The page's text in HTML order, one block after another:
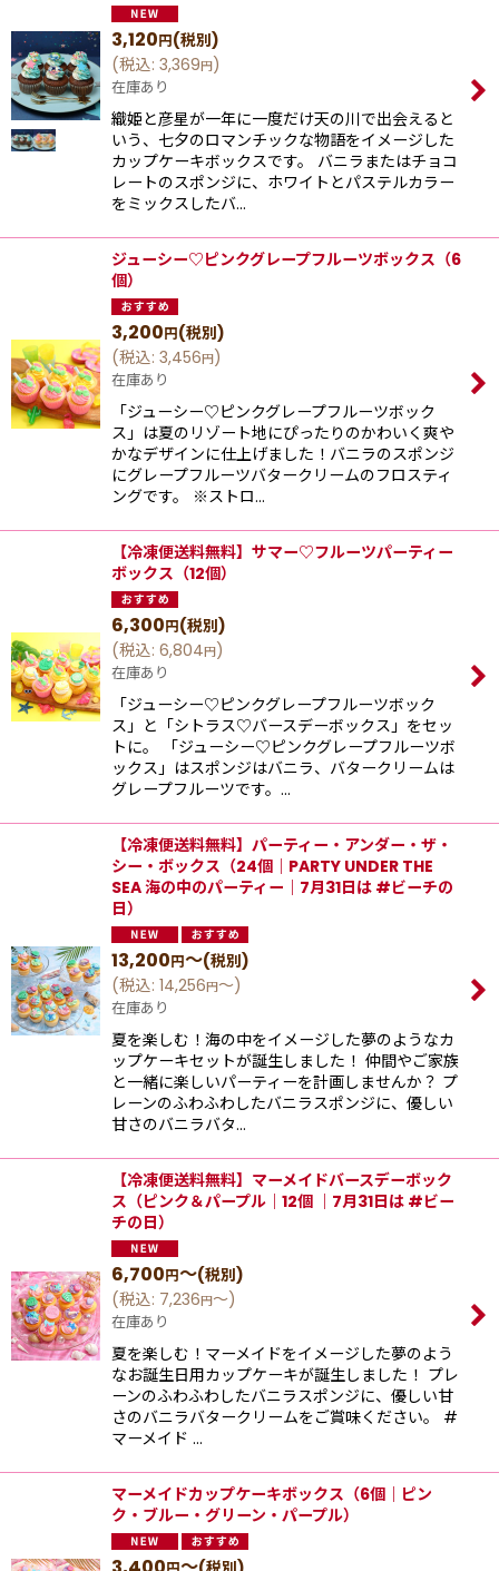
3,120円(税別)
(税込: 3,369円)
在庫あり
織姫と彦星が一年に一度だけ天の川で出会えると
いう、七夕のロマンチックな物語をイメージした
カップケーキボックスです。 バニラまたはチョコ
レートのスポンジに、ホワイトとパステルカラー
をミックスしたバ…
ジューシー♡ピンクグレープフルーツボックス（6
個）
3,200円(税別)
(税込: 3,456円)
在庫あり
「ジューシー♡ピンクグレープフルーツボック
ス」は夏のリゾート地にぴったりのかわいく爽や
かなデザインに仕上げました！バニラのスポンジ
にグレープフルーツバタークリームのフロスティ
ングです。 ※ストロ…
【冷凍便送料無料】サマー♡フルーツパーティー
ボックス（12個）
6,300円(税別)
(税込: 6,804円)
在庫あり
「ジューシー♡ピンクグレープフルーツボック
ス」と「シトラス♡バースデーボックス」をセッ
トに。 「ジューシー♡ピンクグレープフルーツボ
ックス」はスポンジはバニラ、バタークリームは
グレープフルーツです。…
【冷凍便送料無料】パーティー・アンダー・ザ・
シー・ボックス（24個｜PARTY UNDER THE
SEA 海の中のパーティー｜7月31日は #ビーチの
日）
13,200円～(税別)
(税込: 14,256円～)
在庫あり
夏を楽しむ！海の中をイメージした夢のようなカ
ップケーキセットが誕生しました！ 仲間やご家族
と一緒に楽しいパーティーを計画しませんか？ プ
レーンのふわふわしたバニラスポンジに、優しい
⽢さのバニラバタ…
【冷凍便送料無料】マーメイドバースデーボック
ス（ピンク＆パープル｜12個 ｜7月31日は #ビー
チの日）
6,700円～(税別)
(税込: 7,236円～)
在庫あり
夏を楽しむ！マーメイドをイメージした夢のよう
なお誕生日用カップケーキが誕生しました！ プレ
ーンのふわふわしたバニラスポンジに、優しい⽢
さのバニラバタークリームをご賞味ください。 #
マーメイド …
マーメイドカップケーキボックス（6個｜ピン
ク・ブルー・グリーン・パープル）